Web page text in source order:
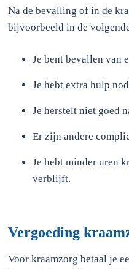
Na de bevalling of in de
bijvoorbeeld in de
Je bent bevallen van
Je hebt extra hulp
Je herstelt niet goed
Er zijn andere
Je hebt minder uren
verblijft.
Vergoeding
Voor kraamzorg betaal je